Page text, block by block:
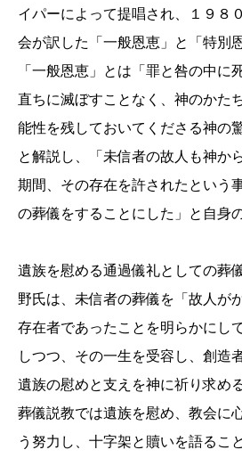
イパーによって提唱され、１９８
会が訳した「一般恩恵」と「特別
「一般恩恵」とは「罪と咎の中に
直ちに滅ぼすことなく、神のかた
能性を残しておいてくださる神の
と解説し、「未信者の故人も神か
期間、その存在を許されたという
の葬儀をすることにした」と自身
遺族を慰める通過儀礼としての葬
野氏は、未信者の葬儀を「故人が
存在者であったことを明らかにし
しつつ、その一生を受容し、創造
遺族の慰めと支えを神に祈り求め
葬儀説教では遺族を慰め、教会に
う努力し、十字架と贖いを語るこ